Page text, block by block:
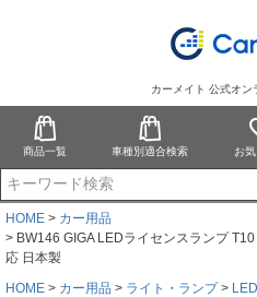
カーメイト 公式オン
商品一覧 車種別適合検索 お
HOME
カー用品
BW146 GIGA LEDライセンスランプ
応 日本製
HOME
カー用品 ライト・ランプ